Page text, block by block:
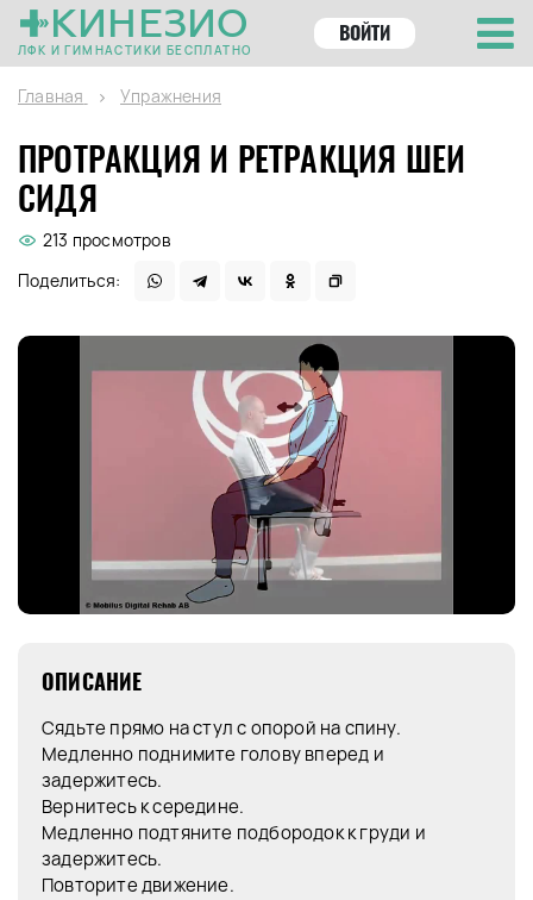
КИНЕЗИО
ЛФК И ГИМНАСТИКИ БЕСПЛАТНО
ВОЙТИ
Главная Упражнения
ПРОТРАКЦИЯ И РЕТРАКЦИЯ ШЕИ
СИДЯ
213 просмотров
Поделиться:
ОПИСАНИЕ
Сядьте прямо на стул с опорой на спину.
Медленно поднимите голову вперед и
задержитесь.
Вернитесь к середине.
Медленно подтяните подбородок к груди и
задержитесь.
Повторите движение.